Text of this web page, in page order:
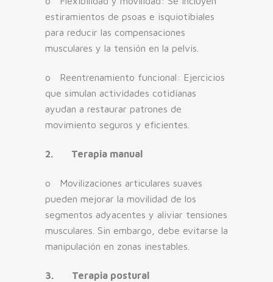
estiramientos de psoas e isquiotibiales
para reducir las compensaciones
musculares y la tensión en la pelvis.
o Reentrenamiento funcional: Ejercicios
que simulan actividades cotidianas
ayudan a restaurar patrones de
movimiento seguros y eficientes.
2. Terapia manual
o Movilizaciones articulares suaves
pueden mejorar la movilidad de los
segmentos adyacentes y aliviar tensiones
musculares. Sin embargo, debe evitarse la
manipulación en zonas inestables.
3. Terapia postural